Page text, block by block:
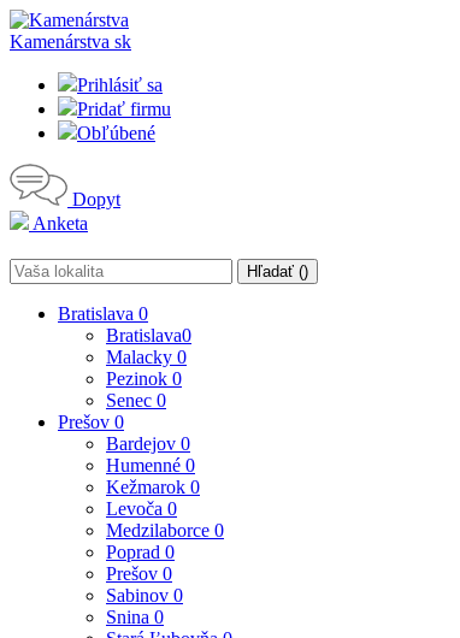
Kamenárstva sk
Prihlásiť sa
Pridať firmu
Obľúbené
Dopyt
Anketa
Hľadať ()
Bratislava 0
Bratislava0
Malacky 0
Pezinok 0
Senec 0
Prešov 0
Bardejov 0
Humenné 0
Kežmarok 0
Levoča 0
Medzilaborce 0
Poprad 0
Prešov 0
Sabinov 0
Snina 0